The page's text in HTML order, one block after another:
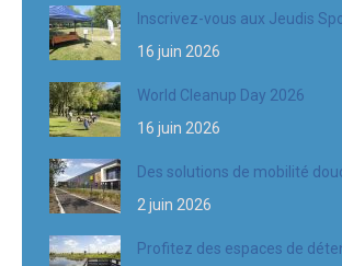
Inscrivez-vous aux Jeudis
16 juin 2026
World Cleanup Day 2026
16 juin 2026
Des solutions de mobilité
2 juin 2026
Profitez des espaces de